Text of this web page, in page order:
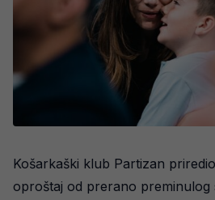
Košarkaški klub Partizan
oproštaj od prerano preminulog